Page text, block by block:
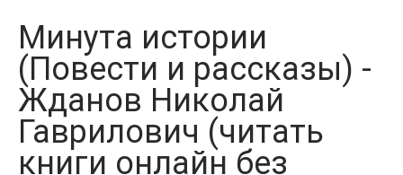
ЗАКЛАДКИ
Минута истории
(Повести и рассказы) -
Жданов Николай
Гаврилович (читать
книги онлайн без